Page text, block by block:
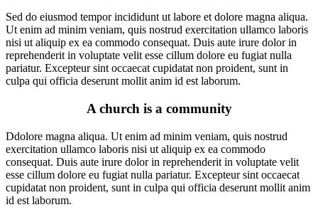
Sed do eiusmod tempor incididunt ut labore et dolore magna aliqua.
Ut enim ad minim veniam, quis nostrud exercitation ullamco laboris
nisi ut aliquip ex ea commodo consequat. Duis aute irure dolor in
reprehenderit in voluptate velit esse cillum dolore eu fugiat nulla
pariatur. Excepteur sint occaecat cupidatat non proident, sunt in
culpa qui officia deserunt mollit anim id est laborum.
A church is a community
Ddolore magna aliqua. Ut enim ad minim veniam, quis nostrud
exercitation ullamco laboris nisi ut aliquip ex ea commodo
consequat. Duis aute irure dolor in reprehenderit in voluptate velit
esse cillum dolore eu fugiat nulla pariatur. Excepteur sint occaecat
cupidatat non proident, sunt in culpa qui officia deserunt mollit anim
id est laborum.